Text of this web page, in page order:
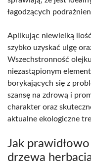
łagodzących
Aplikując niewielką
szybko uzyskać ulgę
Wszechstronność
niezastąpionym
borykających się z
szansę na zdrową i
charakter oraz
aktualne ekologiczne
Jak
drzewa